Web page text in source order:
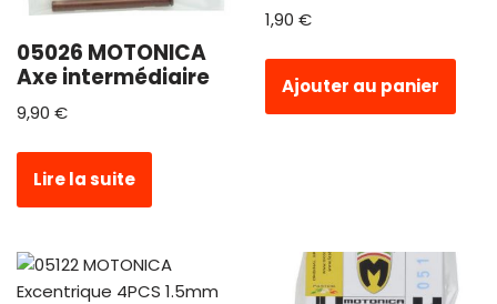
05026 MOTONICA
Axe intermédiaire
9,90 €
Lire la suite
1,90 €
Ajouter au panier